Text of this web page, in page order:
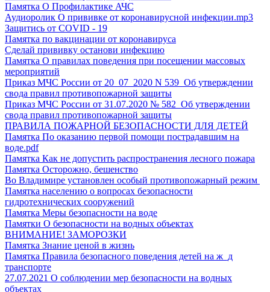
Памятка О Профилактике АЧС
Аудиоролик О прививке от коронавирусной инфекции.mp3
Защитись от COVID - 19
Памятка по вакцинации от коронавируса
Сделай прививку останови инфекцию
Памятка О правилах поведения при посещении массовых
мероприятий
Приказ МЧС России от 20_07_2020 N 539 Об утверждении
свода правил противопожарной защиты
Приказ МЧС России от 31.07.2020 № 582 Об утверждении
свода правил противопожарной защиты
ПРАВИЛА ПОЖАРНОЙ БЕЗОПАСНОСТИ ДЛЯ ДЕТЕЙ
Памятка По оказанию первой помощи пострадавшим на
воде.pdf
Памятка Как не допустить распространения лесного пожара
Памятка Осторожно, бешенство
Во Владимире установлен особый противопожарный режим
Памятка населению о вопросах безопасности
гидротехнических сооружений
Памятка Меры безопасности на воде
Памятки О безопасности на водных объектах
ВНИМАНИЕ! ЗАМОРОЗКИ
Памятка Знание ценой в жизнь
Памятка Правила безопасного поведения детей на ж_д
транспорте
27.07.2021 О соблюдении мер безопасности на водных
объектах